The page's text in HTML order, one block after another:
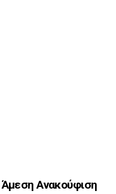
Άμεση Ανακούφιση